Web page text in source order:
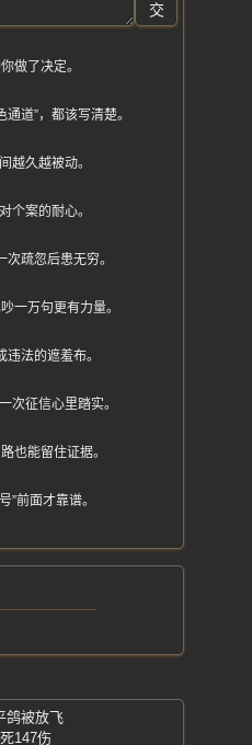
交
做了决定。
道”，都该写清楚。
越久越被动。
个案的耐心。
疏忽后患无穷。
一万句更有力量。
法的遮羞布。
次征信心里踏实。
也能留住证据。
前面才靠谱。
鸽被放飞
147伤